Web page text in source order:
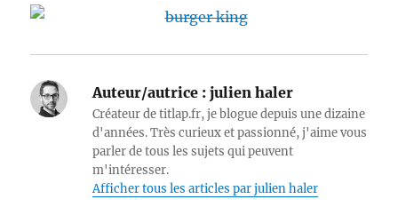
Auteur/autrice : julien haler
Créateur de titlap.fr, je blogue depuis une dizaine
d'années. Très curieux et passionné, j'aime vous
parler de tous les sujets qui peuvent
m'intéresser.
Afficher tous les articles par julien haler